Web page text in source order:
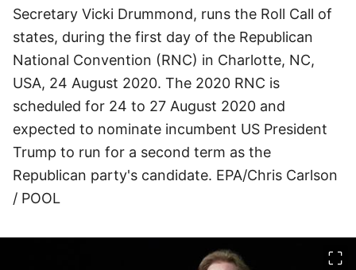
Secretary Vicki Drummond, runs the Roll Call of
states, during the first day of the Republican
National Convention (RNC) in Charlotte, NC,
USA, 24 August 2020. The 2020 RNC is
scheduled for 24 to 27 August 2020 and
expected to nominate incumbent US President
Trump to run for a second term as the
Republican party's candidate. EPA/Chris Carlson
/ POOL